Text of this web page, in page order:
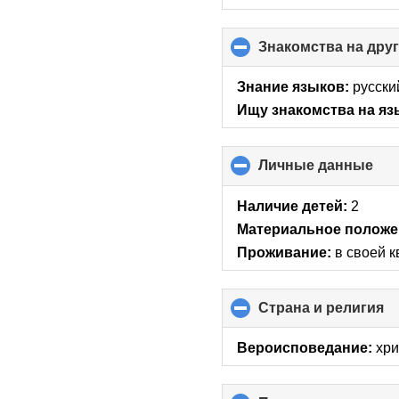
Знакомства на
Знание языков:
Ищу знакомства на
Личные данные
to
Наличие детей: 2
Материальное
Проживание: в своей
Страна и религия
to
Вероисповедание: